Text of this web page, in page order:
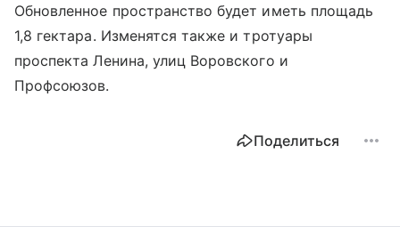
Обновленное пространство будет иметь площадь
1,8 гектара. Изменятся также и тротуары
проспекта Ленина, улиц Воровского и
Профсоюзов.
Поделиться